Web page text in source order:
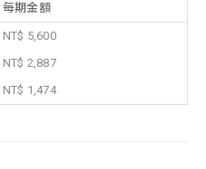
每期金額
NT$ 5,600
NT$ 2,887
NT$ 1,474